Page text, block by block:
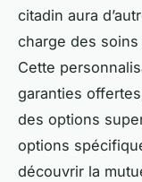
citadin aura
charge des
Cette
garanties
des options
options
découvrir la